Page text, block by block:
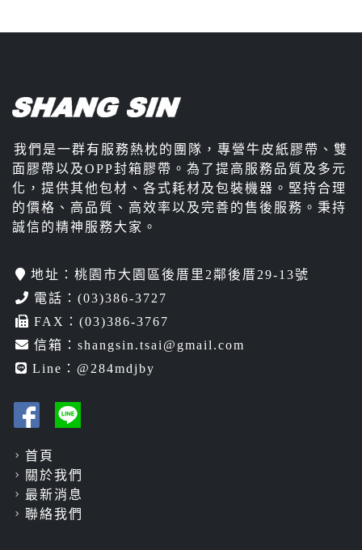
我們是一群有服務熱枕的團隊，專營牛皮紙膠帶、雙
面膠帶以及OPP封箱膠帶。為了提高服務品質及多元
化，提供其他包材、各式耗材及包裝機器。堅持合理
的價格、高品質、高效率以及完善的售後服務。秉持
誠信的精神服務大家。
地址：桃園市大園區後厝里2鄰後厝29-13號
電話： (03)386-3727
FAX：(03)386-3767
信箱： shangsin.tsai@gmail.com
Line： @284mdjby
首頁
關於我們
最新消息
聯絡我們